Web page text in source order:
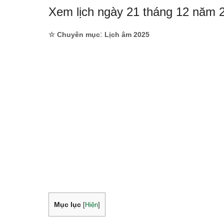
Xem lịch ngày 21 tháng 12 năm
☆ Chuyên mục: Lịch âm 2025
Mục lục Hiện